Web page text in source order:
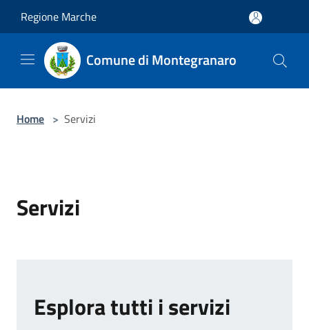
Regione Marche
Comune di Montegranaro
Home > Servizi
Servizi
Esplora tutti i servizi